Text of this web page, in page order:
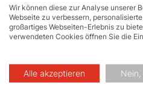
100% verschweißte
Aktivitäten
Wir können diese zur Analyse unserer
Webseite zu verbessern,
großartiges Webseiten-Erlebnis zu
verwendeten Cookies öffnen Sie die
Alle akzeptieren Nein,